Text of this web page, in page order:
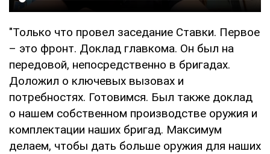
"Только что провел заседание Ставки. Первое
– это фронт. Доклад главкома. Он был на
передовой, непосредственно в бригадах.
Доложил о ключевых вызовах и
потребностях. Готовимся. Был также доклад
о нашем собственном производстве оружия и
комплектации наших бригад. Максимум
делаем, чтобы дать больше оружия для наших